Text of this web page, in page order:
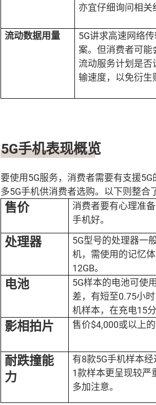
亦宜仔细询问相关
流动数据用量
5G讲求高速网络
案。但消费者可
流动服务计划是
输速度，以免衍生
5G手机表现概览
要使用5G服务，消费者需要有支援
多5G手机供消费者选购。以下则整合
售价
消费者要有心理准
手机好。
处理器
5G型号的处理器一
机，需使用的记忆
12GB。
电池
5G样本的电池可使
差，有短至0.75小
机样本，在充电15
影相拍片 售价$4,000或以上
耐跌撞能
力
有8款5G手机样本
1款样本更呈现较严
多加注意。